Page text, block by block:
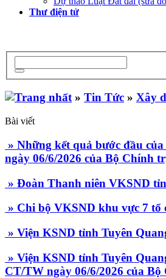
Thư điện tử
» Tin Tức » Xây
Bài viết
» Những kết quả bước đầu
ngày 06/6/2026 của Bộ Chính
» Đoàn Thanh niên VKSND
» Chi bộ VKSND khu vực 7 tổ
» Viện KSND tỉnh Tuyên
» Viện KSND tỉnh Tuyên
CT/TW ngày 06/6/2026 của